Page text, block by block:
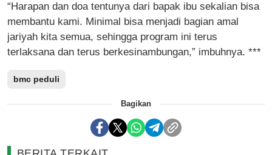
“Harapan dan doa tentunya dari bapak ibu sekalian bisa
membantu kami. Minimal bisa menjadi bagian amal
jariyah kita semua, sehingga program ini terus
terlaksana dan terus berkesinambungan,” imbuhnya. ***
bmc peduli
Bagikan